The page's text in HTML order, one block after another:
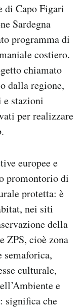
di Capo Figari
Sardegna
programma di
costiero.
chiamato
dalla regione,
e stazioni
per realizzare
europee e
promontorio di
protetta: è
nei siti
della
ZPS, cioè zona
semaforica,
culturale,
e
significa che